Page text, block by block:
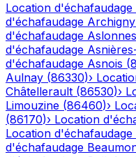
Location d'échafaudage
d'échafaudage Archigny
d'échafaudage Aslonnes
d'échafaudage
d'échafaudage Asnois (
Aulnay (86330)›
Châtellerault (86530)›
Limouzine (86460)›
(86170)› Location
Location d'échafaudage
d'échafaudage